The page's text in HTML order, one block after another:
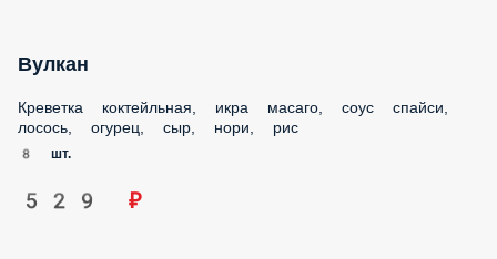
Вулкан
Креветка коктейльная, икра масаго, соус спайси, лосось,
огурец, сыр, нори, рис
8 шт.
529 ₽